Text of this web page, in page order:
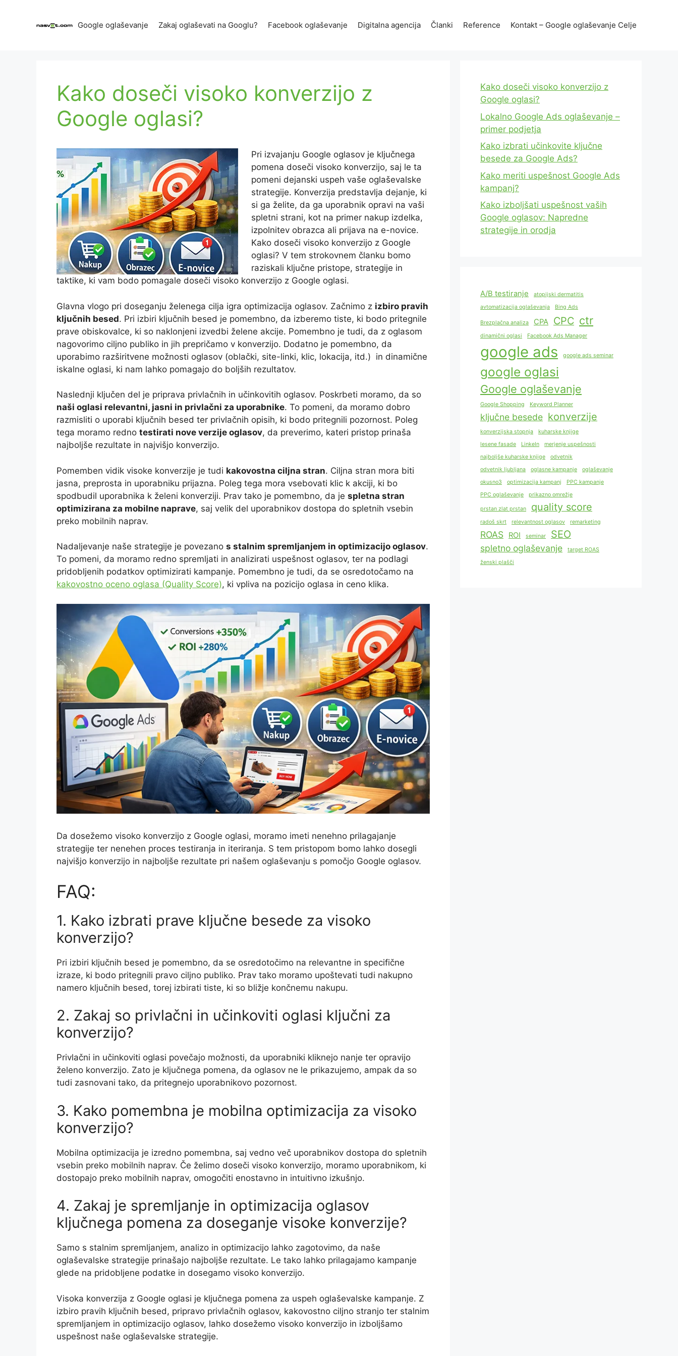
Google oglaševanje Zakaj oglaševati na Googlu? Facebook oglaševanje Digitalna agencija Članki Reference Kontakt – Google oglaševanje Celje
Kako doseči visoko konverzijo z
Google oglasi?
Pri izvajanju Google oglasov je ključnega
pomena doseči visoko konverzijo, saj le ta
pomeni dejanski uspeh vaše oglaševalske
strategije. Konverzija predstavlja dejanje, ki
si ga želite, da ga uporabnik opravi na vaši
spletni strani, kot na primer nakup izdelka,
izpolnitev obrazca ali prijava na e-novice.
Kako doseči visoko konverzijo z Google
oglasi? V tem strokovnem članku bomo
raziskali ključne pristope, strategije in
taktike, ki vam bodo pomagale doseči visoko konverzijo z Google oglasi.
Glavna vlogo pri doseganju želenega cilja igra optimizacija oglasov. Začnimo z izbiro pravih
ključnih besed. Pri izbiri ključnih besed je pomembno, da izberemo tiste, ki bodo pritegnile
prave obiskovalce, ki so naklonjeni izvedbi želene akcije. Pomembno je tudi, da z oglasom
nagovorimo ciljno publiko in jih prepričamo v konverzijo. Dodatno je pomembno, da
uporabimo razširitvene možnosti oglasov (oblački, site-linki, klic, lokacija, itd.) in dinamične
iskalne oglasi, ki nam lahko pomagajo do boljših rezultatov.
Naslednji ključen del je priprava privlačnih in učinkovitih oglasov. Poskrbeti moramo, da so
naši oglasi relevantni, jasni in privlačni za uporabnike. To pomeni, da moramo dobro
razmisliti o uporabi ključnih besed ter privlačnih opisih, ki bodo pritegnili pozornost. Poleg
tega moramo redno testirati nove verzije oglasov, da preverimo, kateri pristop prinaša
najboljše rezultate in najvišjo konverzijo.
Pomemben vidik visoke konverzije je tudi kakovostna ciljna stran. Ciljna stran mora biti
jasna, preprosta in uporabniku prijazna. Poleg tega mora vsebovati klic k akciji, ki bo
spodbudil uporabnika k želeni konverziji. Prav tako je pomembno, da je spletna stran
optimizirana za mobilne naprave, saj velik del uporabnikov dostopa do spletnih vsebin
preko mobilnih naprav.
Nadaljevanje naše strategije je povezano s stalnim spremljanjem in optimizacijo oglasov.
To pomeni, da moramo redno spremljati in analizirati uspešnost oglasov, ter na podlagi
pridobljenih podatkov optimizirati kampanje. Pomembno je tudi, da se osredotočamo na
kakovostno oceno oglasa (Quality Score), ki vpliva na pozicijo oglasa in ceno klika.
Da dosežemo visoko konverzijo z Google oglasi, moramo imeti nenehno prilagajanje
strategije ter nenehen proces testiranja in iteriranja. S tem pristopom bomo lahko dosegli
najvišjo konverzijo in najboljše rezultate pri našem oglaševanju s pomočjo Google oglasov.
FAQ:
1. Kako izbrati prave ključne besede za visoko
konverzijo?
Pri izbiri ključnih besed je pomembno, da se osredotočimo na relevantne in specifične
izraze, ki bodo pritegnili pravo ciljno publiko. Prav tako moramo upoštevati tudi nakupno
namero ključnih besed, torej izbirati tiste, ki so bližje končnemu nakupu.
2. Zakaj so privlačni in učinkoviti oglasi ključni za
konverzijo?
Privlačni in učinkoviti oglasi povečajo možnosti, da uporabniki kliknejo nanje ter opravijo
želeno konverzijo. Zato je ključnega pomena, da oglasov ne le prikazujemo, ampak da so
tudi zasnovani tako, da pritegnejo uporabnikovo pozornost.
3. Kako pomembna je mobilna optimizacija za visoko
konverzijo?
Mobilna optimizacija je izredno pomembna, saj vedno več uporabnikov dostopa do spletnih
vsebin preko mobilnih naprav. Če želimo doseči visoko konverzijo, moramo uporabnikom, ki
dostopajo preko mobilnih naprav, omogočiti enostavno in intuitivno izkušnjo.
4. Zakaj je spremljanje in optimizacija oglasov
ključnega pomena za doseganje visoke konverzije?
Samo s stalnim spremljanjem, analizo in optimizacijo lahko zagotovimo, da naše
oglaševalske strategije prinašajo najboljše rezultate. Le tako lahko prilagajamo kampanje
glede na pridobljene podatke in dosegamo visoko konverzijo.
Visoka konverzija z Google oglasi je ključnega pomena za uspeh oglaševalske kampanje. Z
izbiro pravih ključnih besed, pripravo privlačnih oglasov, kakovostno ciljno stranjo ter stalnim
spremljanjem in optimizacijo oglasov, lahko dosežemo visoko konverzijo in izboljšamo
uspešnost naše oglaševalske strategije.
Kako doseči visoko konverzijo z
Google oglasi?
Lokalno Google Ads oglaševanje –
primer podjetja
Kako izbrati učinkovite ključne
besede za Google Ads?
Kako meriti uspešnost Google Ads
kampanj?
Kako izboljšati uspešnost vaših
Google oglasov: Napredne
strategije in orodja
A/B testiranje
atopijski dermatitis
avtomatizacija oglaševanja
Bing Ads
Brezplačna analiza CPA CPC ctr
dinamični oglasi Facebook Ads Manager
google ads google ads seminar
google oglasi
Google oglaševanje
Google Shopping Keyword Planner
ključne besede konverzije
konverzijska stopnja
kuharske knjige
lesene fasade
LinkeIn
merjenje uspešnosti
najboljše kuharske knjige
odvetnik
odvetnik ljubljana
oglasne kampanje
oglaševanje
okusno3
optimizacija kampanj
PPC kampanje
PPC oglaševanje
prikazno omrežje
prstan zlat prstan quality score
radoš skrt relevantnost oglasov remarketing
ROAS ROI seminar SEO
spletno oglaševanje
target ROAS
ženski plašči